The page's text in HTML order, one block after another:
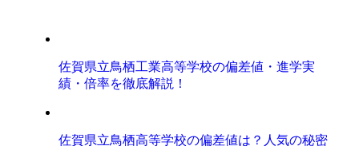
佐賀県立鳥栖工業高等学校の偏差値・進学実
績・倍率を徹底解説！
佐賀県立鳥栖高等学校の偏差値は？人気の秘密